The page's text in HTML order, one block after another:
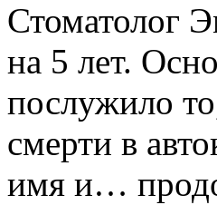
Стоматолог
на 5 лет.
послужило
смерти в
имя и…